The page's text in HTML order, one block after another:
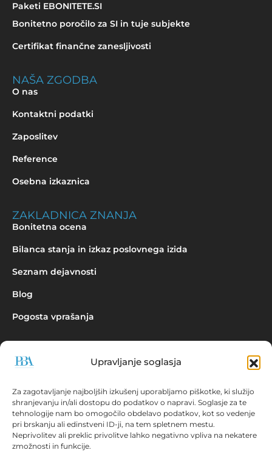
Upravljanje soglasja
Za zagotavljanje najboljših izkušenj uporabljamo piškotke, ki služijo
shranjevanju in/ali dostopu do podatkov o napravi. Soglasje za te
tehnologije nam bo omogočilo obdelavo podatkov, kot so vedenje
pri brskanju ali edinstveni ID-ji, na tem spletnem mestu.
Neprivolitev ali preklic privolitve lahko negativno vpliva na nekatere
zmožnosti in funkcije.
Paketi EBONITETE.SI
Bonitetno poročilo za SI in tuje subjekte
Certifikat finančne zanesljivosti
NAŠA ZGODBA
O nas
Kontaktni podatki
Zaposlitev
Reference
Osebna izkaznica
ZAKLADNICA ZNANJA
Bonitetna ocena
Bilanca stanja in izkaz poslovnega izida
Seznam dejavnosti
Blog
Pogosta vprašanja
Povpraševanje